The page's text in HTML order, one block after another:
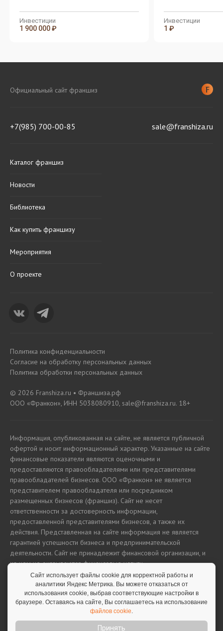
ритейлеров
Инвестиции
1 900 000 ₽
ритейлеров
Инвестиции
1 ₽
Официальный сайт франшиз
+7(985) 700-00-85 sale@franshiza.ru
Каталог франшиз
Новости
Библиотека
Как купить франшизу
Мероприятия
О проекте
Политика конфиденциальности
Согласие на обработку персональных данных
Политика обработки персональных данных
© 2026 Franshiza.ru • Франшиза.рф
ООО «Франкон», ИНН 5038080910, sale@franshiza.ru. 18+
Информация, опубликованная на сайте, не является публичной
офертой и носит информационный характер. Указанные на сайте
финансовые показатели являются оценочными и
предоставляются правообладателями или представителями
правообладателей бизнесов. ООО «Франкон» не является
представителем правообладателя или посредником
размещенных бизнесов (франшиз). Сайт не несет
ответственности за достоверность информации,
предоставленной представителями бизнесов, а также их
действия. Представленная на сайте информация не является
гарантией успешности бизнеса и предпринимательской
деятельности. Сайт не принадлежит финансовой организации, и
на нем не оказываются финансовые услуги.
Полная версия сайта
Сайт использует файлы cookie для корректной работы и
аналитики Яндекс Метрика. Вы можете отказаться от
использования cookie, выбрав соответствующие настройки в
браузере. Оставаясь на сайте, Вы соглашаетесь на использование
файлов cookie.
Принять